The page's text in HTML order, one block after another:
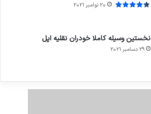
20 نوامبر 2021
نخستین وسیله کاملا خودران نقلیه اپل
29 دسامبر 2021